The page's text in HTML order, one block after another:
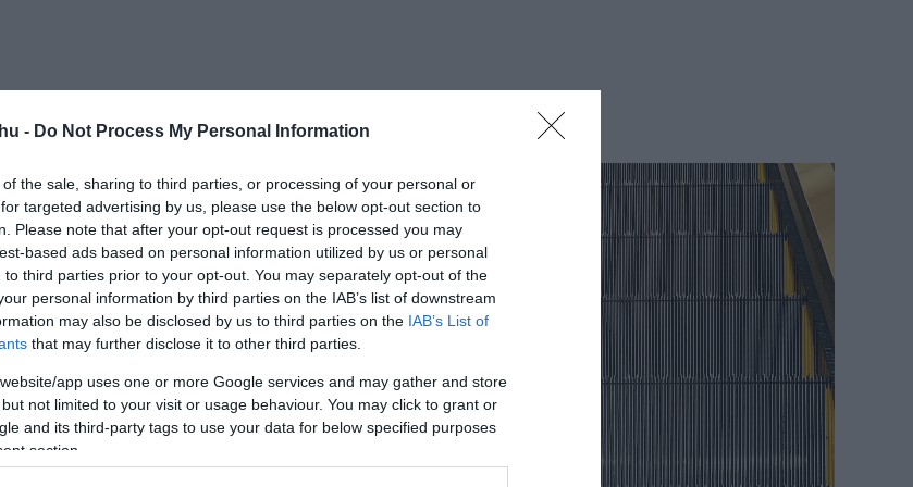
- Do Not Process My Personal Information
the sale, sharing to third parties, or processing of your personal or
targeted advertising by us, please use the below opt-out section to
Please note that after your opt-out request is processed you may
based ads based on personal information utilized by us or personal
to third parties prior to your opt-out. You may separately opt-out of the
personal information by third parties on the IAB’s list of downstream
may also be disclosed by us to third parties on the IAB’s List of
that may further disclose it to other third parties.
app uses one or more Google services and may gather and store
not limited to your visit or usage behaviour. You may click to grant or
and its third-party tags to use your data for below specified purposes
section.